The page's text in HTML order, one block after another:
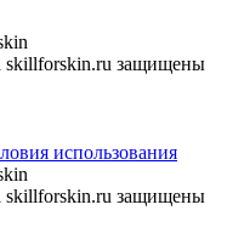
skillforskin.ru защищены
использования
skillforskin.ru защищены